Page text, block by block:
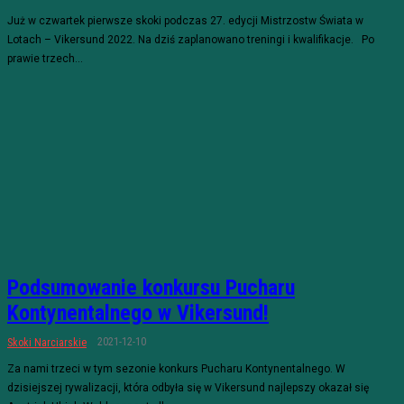
Już w czwartek pierwsze skoki podczas 27. edycji Mistrzostw Świata w
Lotach – Vikersund 2022. Na dziś zaplanowano treningi i kwalifikacje. Po
prawie trzech...
Podsumowanie konkursu Pucharu
Kontynentalnego w Vikersund!
Skoki Narciarskie 2021-12-10
Za nami trzeci w tym sezonie konkurs Pucharu Kontynentalnego. W
dzisiejszej rywalizacji, która odbyła się w Vikersund najlepszy okazał się